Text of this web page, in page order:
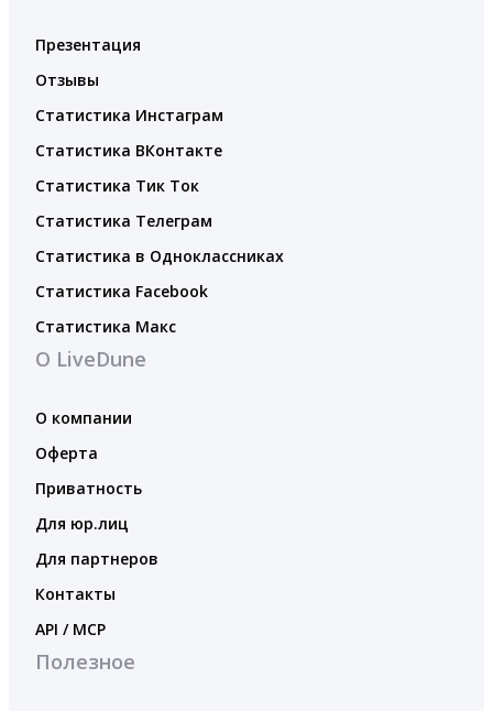
Презентация
Отзывы
Статистика Инстаграм
Статистика ВКонтакте
Статистика Тик Ток
Статистика Телеграм
Статистика в Одноклассниках
Статистика Facebook
Статистика Макс
О LiveDune
О компании
Оферта
Приватность
Для юр.лиц
Для партнеров
Контакты
API / MCP
Полезное